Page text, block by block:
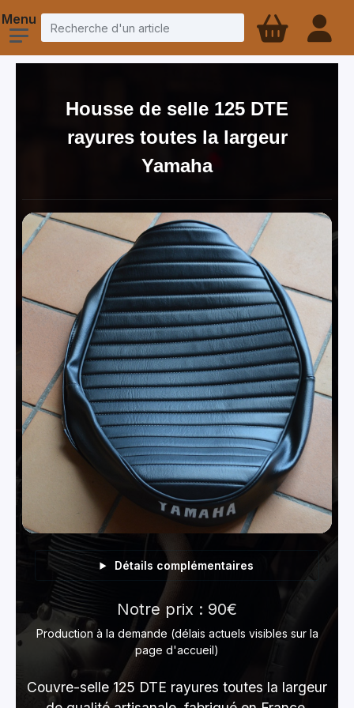
Housse de selle 125 DTE
rayures toutes la largeur
Yamaha
Détails complémentaires
Notre prix : 90€
Production à la demande (délais actuels visibles sur la
page d'accueil)
Couvre-selle 125 DTE rayures toutes la largeur